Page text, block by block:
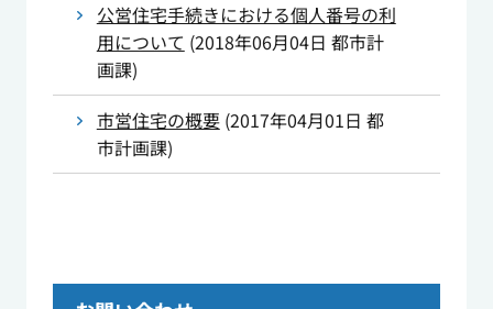
公営住宅手続きにおける個人番号の利
用について (2018年06月04日 都市計
画課)
市営住宅の概要(2017年04月01日 都
市計画課)